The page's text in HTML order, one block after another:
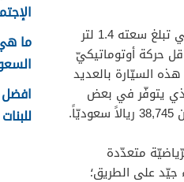
تتمتّع شيفروليه سبارك 2020 بمحرّك بنزيني تبلغ سعته 1.4 لتر
بناقل حركة أوتوماتيكيّ
السيّارة بالعديد
يتوفّر في بعض
متعدّدة
بتقديم أداء جيّد على الطريق؛
ما
للبنات